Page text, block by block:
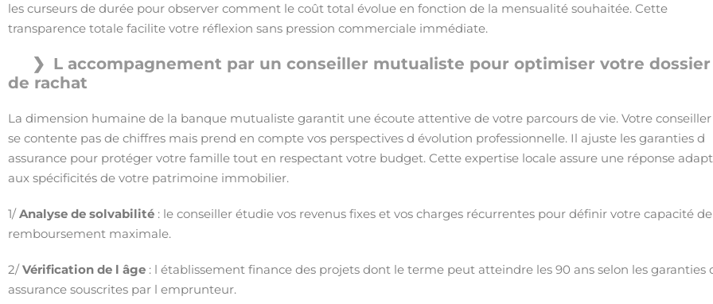
les curseurs de durée pour observer comment le coût total évolue en fonction de la mensualité souhaitée. Cette
transparence totale facilite votre réflexion sans pression commerciale immédiate.
L accompagnement par un conseiller mutualiste pour optimiser votre dossier
de rachat
La dimension humaine de la banque mutualiste garantit une écoute attentive de votre parcours de vie. Votre
se contente pas de chiffres mais prend en compte vos perspectives d évolution professionnelle. Il ajuste les garanties d
assurance pour protéger votre famille tout en respectant votre budget. Cette expertise locale assure une réponse
aux spécificités de votre patrimoine immobilier.
1/Analyse de solvabilité : le conseiller étudie vos revenus fixes et vos charges récurrentes pour définir votre capacité de
remboursement maximale.
2/Vérification de l âge : l établissement finance des projets dont le terme peut atteindre les 90 ans selon les garanties
assurance souscrites par l emprunteur.